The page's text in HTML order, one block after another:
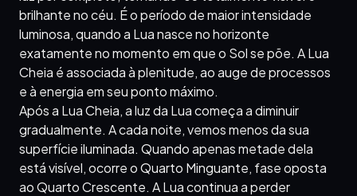
brilhante no céu. É o período de maior intensidade
luminosa, quando a Lua nasce no horizonte
exatamente no momento em que o Sol se põe. A Lua
Cheia é associada à plenitude, ao auge de processos
e à energia em seu ponto máximo.
Após a Lua Cheia, a luz da Lua começa a diminuir
gradualmente. A cada noite, vemos menos da sua
superfície iluminada. Quando apenas metade dela
está visível, ocorre o Quarto Minguante, fase oposta
ao Quarto Crescente. A Lua continua a perder